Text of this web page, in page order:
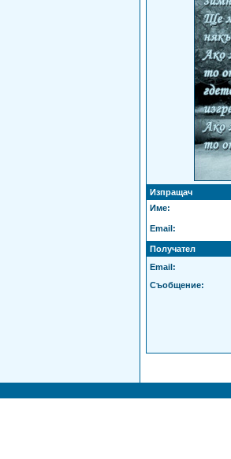
Изпращач
Име:
Email:
Получател
Email:
Съобщение: